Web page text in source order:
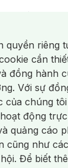
/Mặt Nạ Xông Hơi /
Răng /Bàn Chải
Máy Tăm Nước/ Nước
/ Dung Dịch Vệ Sinh/
Sinh/Tampon/Bọt
Nước/ Da Lão Hóa/
Thâm / Nám / Tàn
Cơ Địa
Dụng Cụ / Máy Rửa Mặt
quyền riêng
cần
đồng hành
Với sự
của chúng
động
quảng cáo
cũng như
Để biết